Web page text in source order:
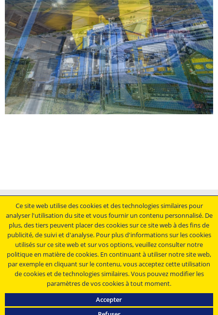
Ce site web utilise des cookies et des technologies similaires pour
analyser l'utilisation du site et vous fournir un contenu personnalisé. De
plus, des tiers peuvent placer des cookies sur ce site web à des fins de
publicité, de suivi et d'analyse. Pour plus d'informations sur les cookies
utilisés sur ce site web et sur vos options, veuillez consulter notre
politique en matière de cookies. En continuant à utiliser notre site web,
par exemple en cliquant sur le contenu, vous acceptez cette utilisation
de cookies et de technologies similaires. Vous pouvez modifier les
paramètres de vos cookies à tout moment.
Accepter
Mentions légales
Conditions générales de vente
Déclaration de protection des données
Conditions générales d'achat
Restez au courant.....